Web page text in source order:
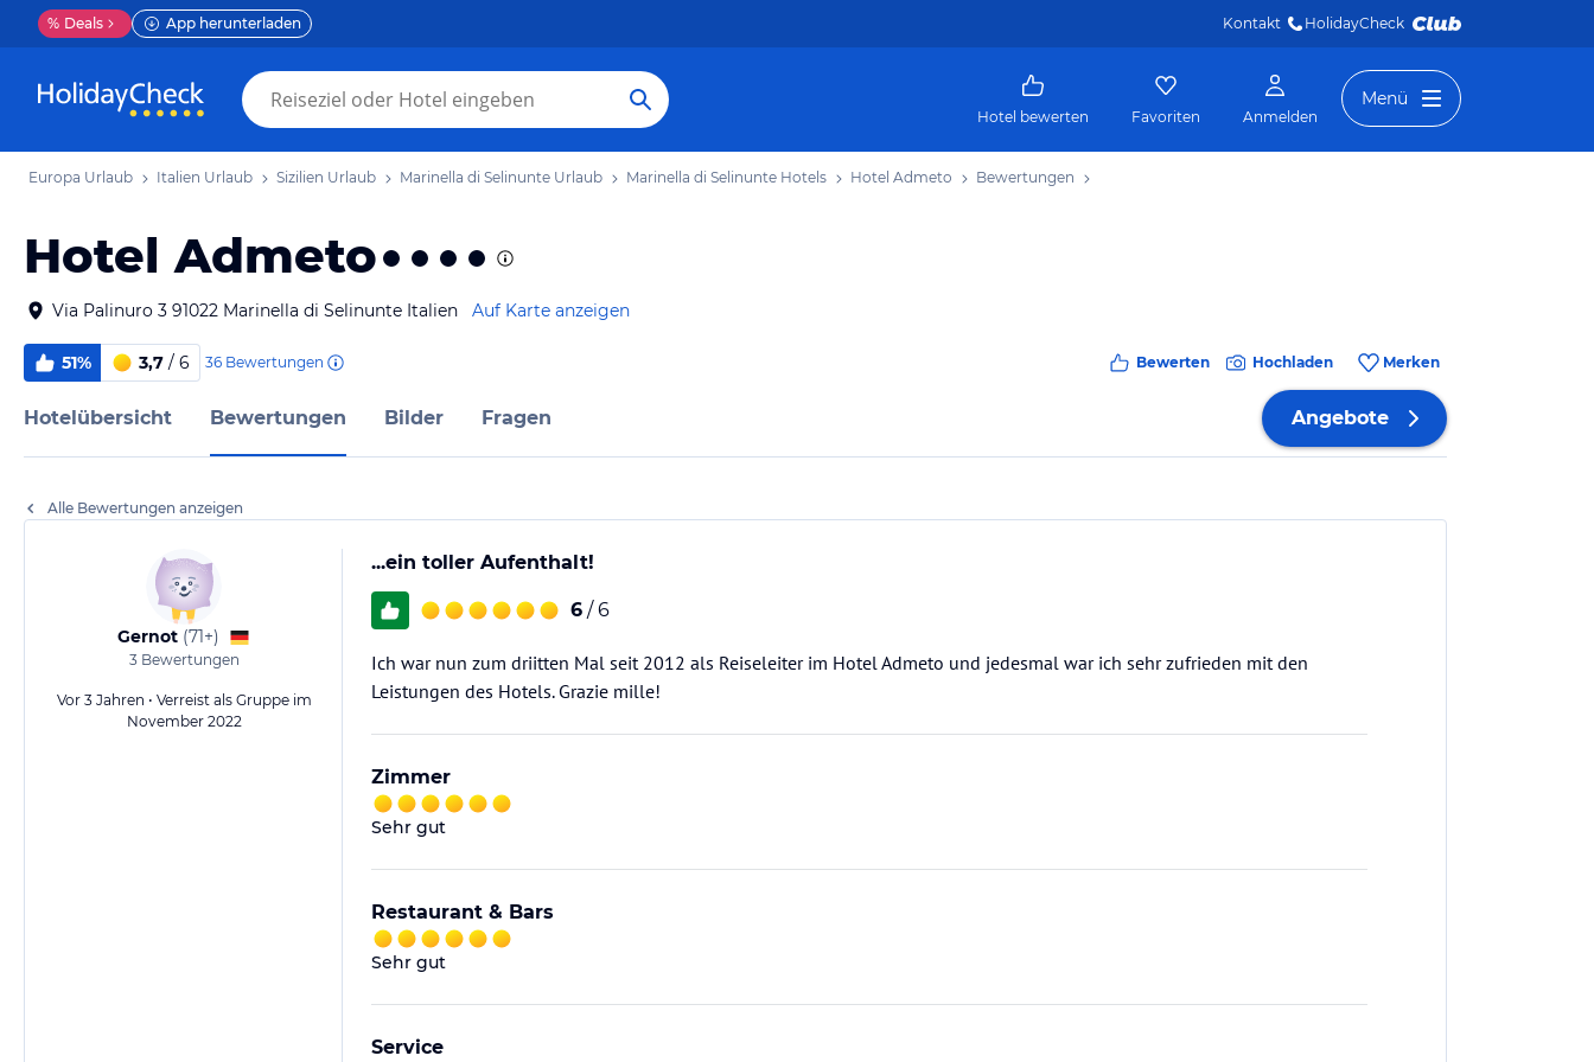
% Deals App herunterladen Kontakt HolidayCheck
Hotel bewerten Favoriten Anmelden
Menü
Europa Urlaub Italien Urlaub Sizilien Urlaub Marinella di Selinunte Urlaub Marinella di Selinunte Hotels Hotel Admeto Bewertungen
Hotel Admeto
Via Palinuro 3 91022 Marinella di Selinunte Italien Auf Karte anzeigen
51% 3,7 / 6 36 Bewertungen Bewerten Hochladen Merken
Hotelübersicht Bewertungen Bilder Fragen Angebote
Alle Bewertungen anzeigen
Gernot (71+)
3Bewertungen
Vor 3 Jahren • Verreist als Gruppe im
November 2022
...ein toller Aufenthalt!
6 / 6
Ich war nun zum driitten Mal seit 2012 als Reiseleiter im Hotel Admeto und jedesmal war ich sehr zufrieden mit den
Leistungen des Hotels. Grazie mille!
Zimmer
Sehr gut
Restaurant & Bars
Sehr gut
Service